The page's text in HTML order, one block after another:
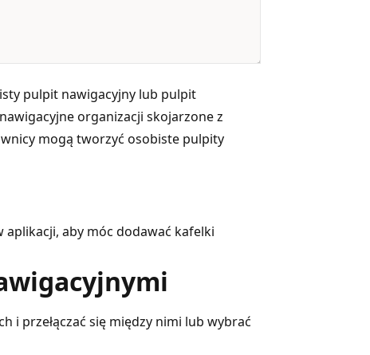
pulpit nawigacyjny lub pulpit
organizacji skojarzone z
mogą tworzyć osobiste pulpity
aby móc dodawać kafelki
i przełączać się między nimi lub wybrać